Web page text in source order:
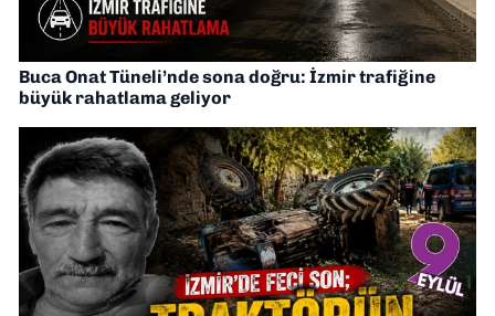
Buca Onat Tüneli’nde sona doğru: İzmir trafiğine
büyük rahatlama geliyor